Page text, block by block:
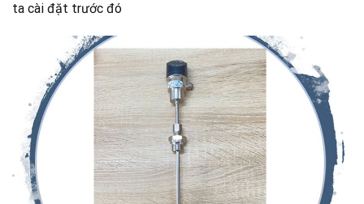
ta cài đặt trước đó